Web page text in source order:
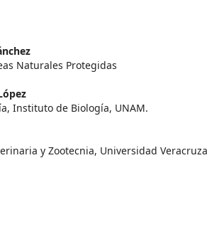
Naturales Protegidas
Instituto de Biología, UNAM.
y Zootecnia, Universidad